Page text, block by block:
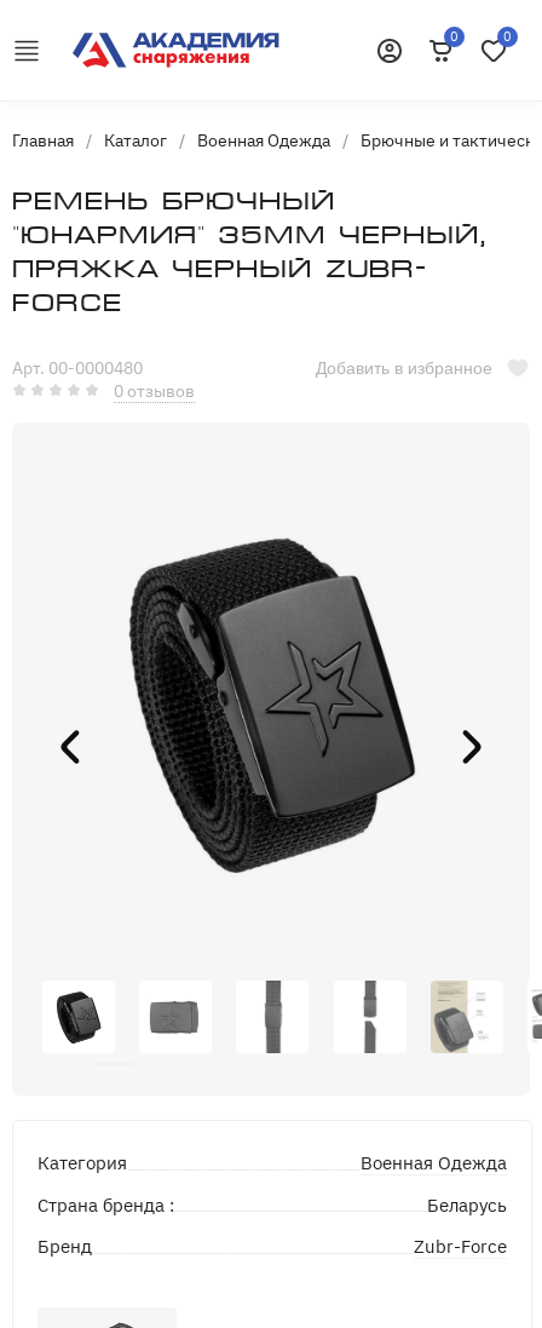
0 0
Главная / Каталог / Военная Одежда / Брючные и
Ремень брючный
"Юнармия" 35мм черный,
пряжка черный Zubr-
Force
Арт. 00-0000480
0 отзывов
Добавить в избранное
Категория
Военная Одежда
Страна бренда :
Беларусь
Бренд
Zubr-Force